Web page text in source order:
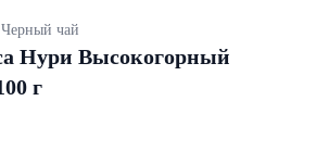
Черный чай
Нури Высокогорный
г